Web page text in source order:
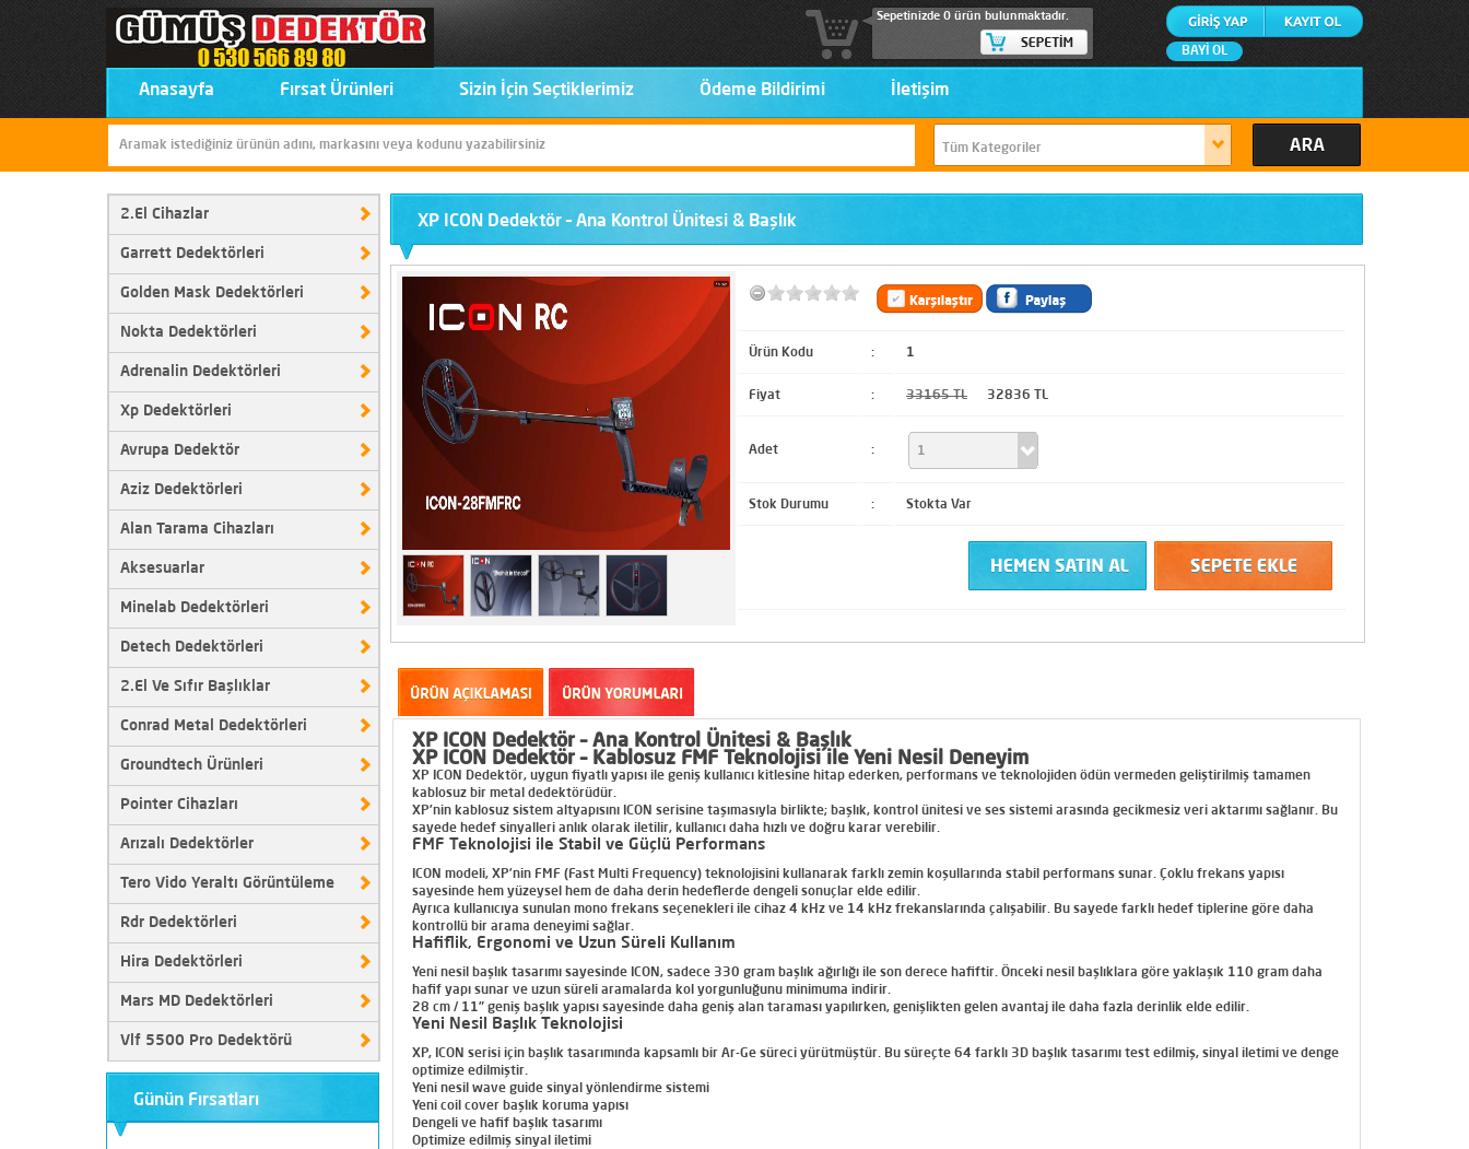
BAYİ OL
Sepetinizde 0 ürün bulunmaktadır.
Anasayfa Fırsat Ürünleri Sizin İçin Seçtiklerimiz Ödeme Bildirimi İletişim
2.El Cihazlar
Garrett Dedektörleri
Golden Mask Dedektörleri
Nokta Dedektörleri
Adrenalin Dedektörleri
Xp Dedektörleri
Avrupa Dedektör
Aziz Dedektörleri
Alan Tarama Cihazları
Aksesuarlar
Minelab Dedektörleri
Detech Dedektörleri
2.El Ve Sıfır Başlıklar
Conrad Metal Dedektörleri
Groundtech Ürünleri
Pointer Cihazları
Arızalı Dedektörler
Tero Vido Yeraltı Görüntüleme
Rdr Dedektörleri
Hira Dedektörleri
Mars MD Dedektörleri
Vlf 5500 Pro Dedektörü
Günün Fırsatları
Garrett 400i 28cm Başlıklı
XP ICON Dedektör – Ana Kontrol Ünitesi & Başlık
Ürün Kodu : 1
Fiyat : 33165 TL 32836 TL
Adet :
Stok Durumu : Stokta Var
XP ICON Dedektör – Ana Kontrol Ünitesi & Başlık
XP ICON Dedektör – Kablosuz FMF Teknolojisi ile Yeni Nesil Deneyim
XP ICON Dedektör, uygun fiyatlı yapısı ile geniş kullanıcı kitlesine hitap ederken, performans ve teknolojiden ödün vermeden geliştirilmiş tamamen
kablosuz bir metal dedektörüdür.
XP’nin kablosuz sistem altyapısını ICON serisine taşımasıyla birlikte; başlık, kontrol ünitesi ve ses sistemi arasında gecikmesiz veri aktarımı sağlanır. Bu
sayede hedef sinyalleri anlık olarak iletilir, kullanıcı daha hızlı ve doğru karar verebilir.
FMF Teknolojisi ile Stabil ve Güçlü Performans
ICON modeli, XP’nin FMF (Fast Multi Frequency) teknolojisini kullanarak farklı zemin koşullarında stabil performans sunar. Çoklu frekans yapısı
sayesinde hem yüzeysel hem de daha derin hedeflerde dengeli sonuçlar elde edilir.
Ayrıca kullanıcıya sunulan mono frekans seçenekleri ile cihaz4 kHz ve 14 kHz frekanslarında çalışabilir. Bu sayede farklı hedef tiplerine göre daha
kontrollü bir arama deneyimi sağlar.
Hafiflik, Ergonomi ve Uzun Süreli Kullanım
Yeni nesil başlık tasarımı sayesinde ICON, sadece 330 gram başlık ağırlığı ile son derece hafiftir. Önceki nesil başlıklara göre yaklaşık 110 gram daha
hafif yapı sunar ve uzun süreli aramalarda kol yorgunluğunu minimuma indirir.
28 cm / 11” geniş başlık yapısı sayesinde daha geniş alan taraması yapılırken, genişlikten gelen avantaj ile daha fazla derinlik elde edilir.
Yeni Nesil Başlık Teknolojisi
XP, ICON serisi için başlık tasarımında kapsamlı bir Ar-Ge süreci yürütmüştür. Bu süreçte64 farklı 3D başlık tasarımı test edilmiş, sinyal iletimi ve denge
optimize edilmiştir.
Yeni nesil wave guide sinyal yönlendirme sistemi
Yeni coil cover başlık koruma yapısı
Dengeli ve hafif başlık tasarımı
Optimize edilmiş sinyal iletimi